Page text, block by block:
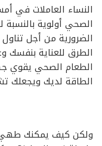
النساء العاملات في
الصحي أولوية بالنسبة
الضرورية من أجل
الطرق للعناية بنفسك
الطعام الصحي يقوي
الطاقة لديك ويجعلك
ولكن كيف يمكنك